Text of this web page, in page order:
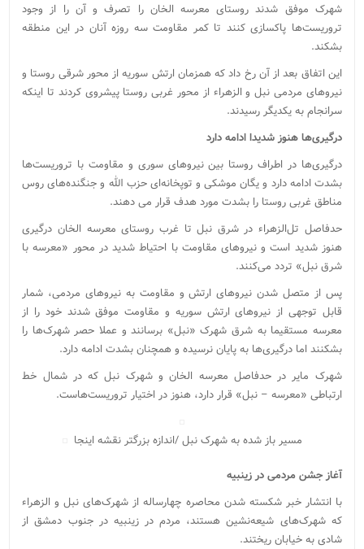
شهرک موفق شدند روستای معرسه الخان را تصرف و آن را از وجود
تروریست‌ها پاکسازی کنند تا کمر مقاومت سه روزه آنان در این منطقه
بشکند.
این اتفاق بعد از آن رخ داد که همزمان ارتش سوریه از محور شرقی روستا و
نیروهای مردمی نبل و الزهراء از محور غربی روستا پیشروی کردند تا اینکه
سرانجام به یکدیگر رسیدند.
درگیری‌ها هنوز شدیدا ادامه دارد
درگیری‌ها در اطراف روستا بین نیروهای سوری و مقاومت با تروریست‌ها
بشدت ادامه دارد و یگان موشکی و توپخانه‌ای حزب الله و جنگنده‌های روس
مناطق غربی روستا را بشدت مورد هدف قرار می دهند.
حدفاصل تل‌الزهراء در شرق نبل تا غرب روستای معرسه الخان درگیری
هنوز شدید است و نیروهای مقاومت با احتیاط شدید در محور «معرسه با
شرق نبل» تردد می‌کنند.
پس از متصل شدن نیروهای ارتش و مقاومت به نیروهای مردمی، شمار
قابل توجهی از نیروهای ارتش سوریه و مقاومت موفق شدند خود را از
معرسه مستقیما به شرق شهرک «نبل» برسانند و عملا حصر شهرک‌ها را
بشکنند اما درگیری‌ها به پایان نرسیده و همچنان بشدت ادامه دارد.
شهرک مایر در حدفاصل معرسه الخان و شهرک نبل که در شمال خط
ارتباطی «معرسه – نبل» قرار دارد، هنوز در اختیار تروریست‌هاست.
مسیر باز شده به شهرک نبل /اندازه بزرگتر نقشه اینجا
آغاز جشن مردمی در زینبیه
با انتشار خبر شکسته شدن محاصره چهارساله از شهرک‌های نبل و الزهراء
که شهرک‌های شیعه‌نشین هستند، مردم در زینبیه در جنوب دمشق از
شادی به خیابان ریختند.